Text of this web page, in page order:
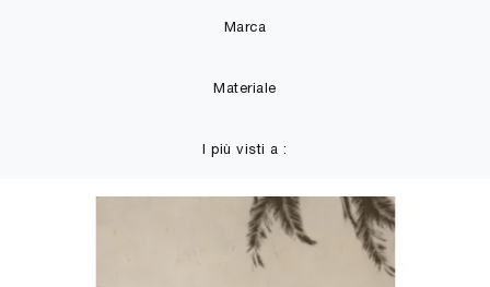
Marca
Materiale
I più visti a :